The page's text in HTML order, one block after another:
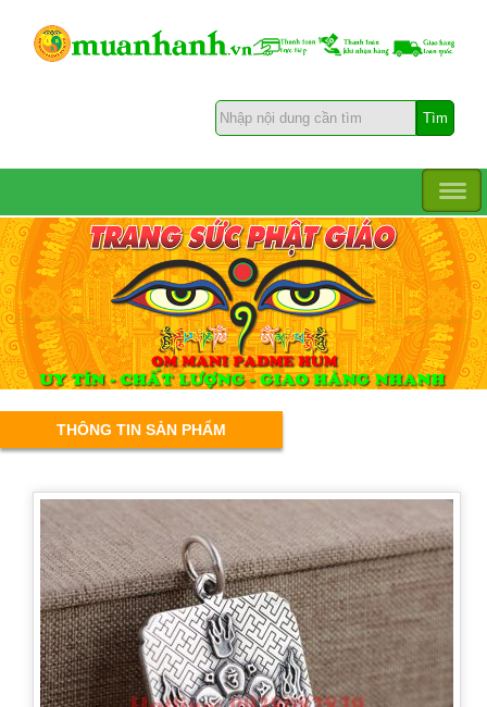
THÔNG TIN SẢN PHẨM